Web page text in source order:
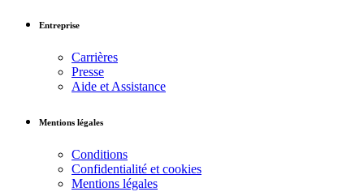
Entreprise
Carrières
Presse
Aide et Assistance
Mentions légales
Conditions
Confidentialité et cookies
Mentions légales